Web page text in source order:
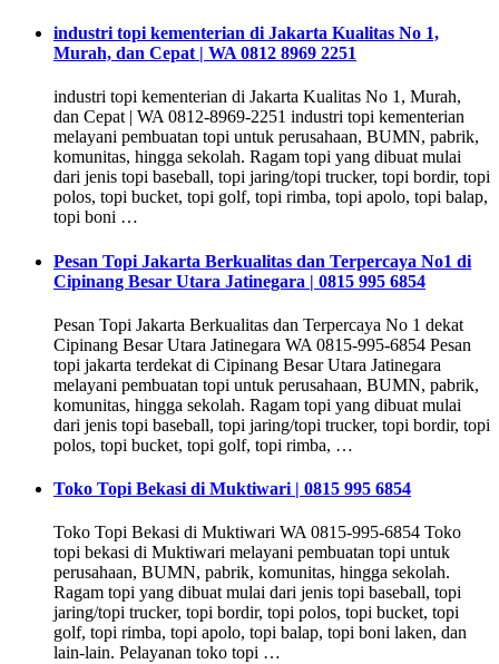
industri topi kementerian di Jakarta Kualitas No 1,
Murah, dan Cepat | WA 0812 8969 2251
industri topi kementerian di Jakarta Kualitas No 1, Murah,
dan Cepat | WA 0812-8969-2251 industri topi kementerian
melayani pembuatan topi untuk perusahaan, BUMN, pabrik,
komunitas, hingga sekolah. Ragam topi yang dibuat mulai
dari jenis topi baseball, topi jaring/topi trucker, topi bordir, topi
polos, topi bucket, topi golf, topi rimba, topi apolo, topi balap,
topi boni …
Pesan Topi Jakarta Berkualitas dan Terpercaya No1 di
Cipinang Besar Utara Jatinegara | 0815 995 6854
Pesan Topi Jakarta Berkualitas dan Terpercaya No 1 dekat
Cipinang Besar Utara Jatinegara WA 0815-995-6854 Pesan
topi jakarta terdekat di Cipinang Besar Utara Jatinegara
melayani pembuatan topi untuk perusahaan, BUMN, pabrik,
komunitas, hingga sekolah. Ragam topi yang dibuat mulai
dari jenis topi baseball, topi jaring/topi trucker, topi bordir, topi
polos, topi bucket, topi golf, topi rimba, …
Toko Topi Bekasi di Muktiwari | 0815 995 6854
Toko Topi Bekasi di Muktiwari WA 0815-995-6854 Toko
topi bekasi di Muktiwari melayani pembuatan topi untuk
perusahaan, BUMN, pabrik, komunitas, hingga sekolah.
Ragam topi yang dibuat mulai dari jenis topi baseball, topi
jaring/topi trucker, topi bordir, topi polos, topi bucket, topi
golf, topi rimba, topi apolo, topi balap, topi boni laken, dan
lain-lain. Pelayanan toko topi …